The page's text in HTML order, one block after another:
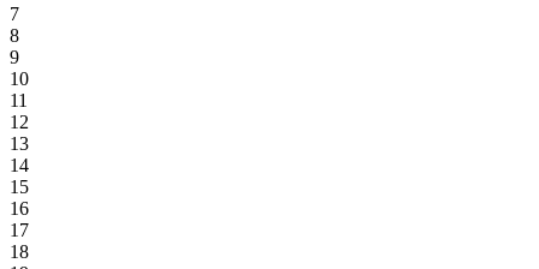
7
8
9
10
11
12
13
14
15
16
17
18